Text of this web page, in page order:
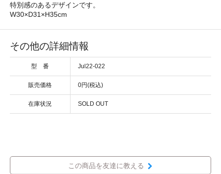
特別感のあるデザインです。
W30×D31×H35cm
その他の詳細情報
型 番 Jul22-022
販売価格 0円(税込)
在庫状況 SOLD OUT
この商品を友達に教える